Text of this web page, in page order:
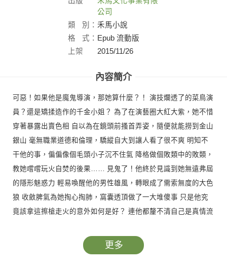
公司
類
別： 禾馬小說
格
式： Epub 流動版
上架
2015/11/26
內容簡介
可惡！如果他是魔鬼導演，那她算什麼？！ 演技爛透了的菜鳥演
員？還是矯揉造作的千金小姐？ 為了在演藝圈大紅大紫，她不惜
穿著暴露出賣色相 自以為在鏡頭前搔首弄姿，隨便就能撈到金山
銀山 毫無職業道德和倫理，驕縱自大到讓人看了很不爽 明知不
干他的事，偏偏像個毛頭小子沉不住氣 降格做個敗類中的敗類，
教她嚐嚐玩火自焚的後果…… 見鬼了！他終於見識到她無遠弗屆
的隱形魅惑力 輕易喚醒他的男性雄風，轉眼成了需索無度的大色
狼 收斂脾氣為她掏心掏肺，窩囊透頂做了一大堆傻事 只是他究
竟該拿這擦槍走火的意外如何是好？ 連他都釐不清自己是真情流
更多